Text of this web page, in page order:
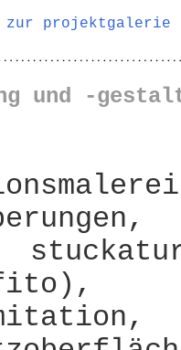
zur projektgalerie
und -